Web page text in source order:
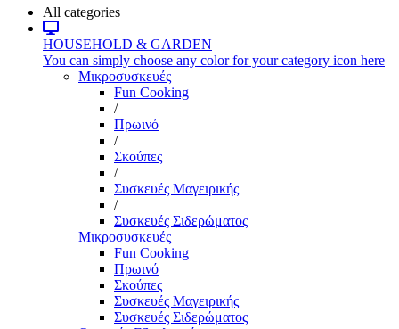
All categories
HOUSEHOLD & GARDEN
You can simply choose any color for your category icon here
Μικροσυσκευές
Fun Cooking
/
Πρωινό
/
Σκούπες
/
Συσκευές Μαγειρικής
/
Συσκευές Σιδερώματος
Μικροσυσκευές
Fun Cooking
Πρωινό
Σκούπες
Συσκευές Μαγειρικής
Συσκευές Σιδερώματος